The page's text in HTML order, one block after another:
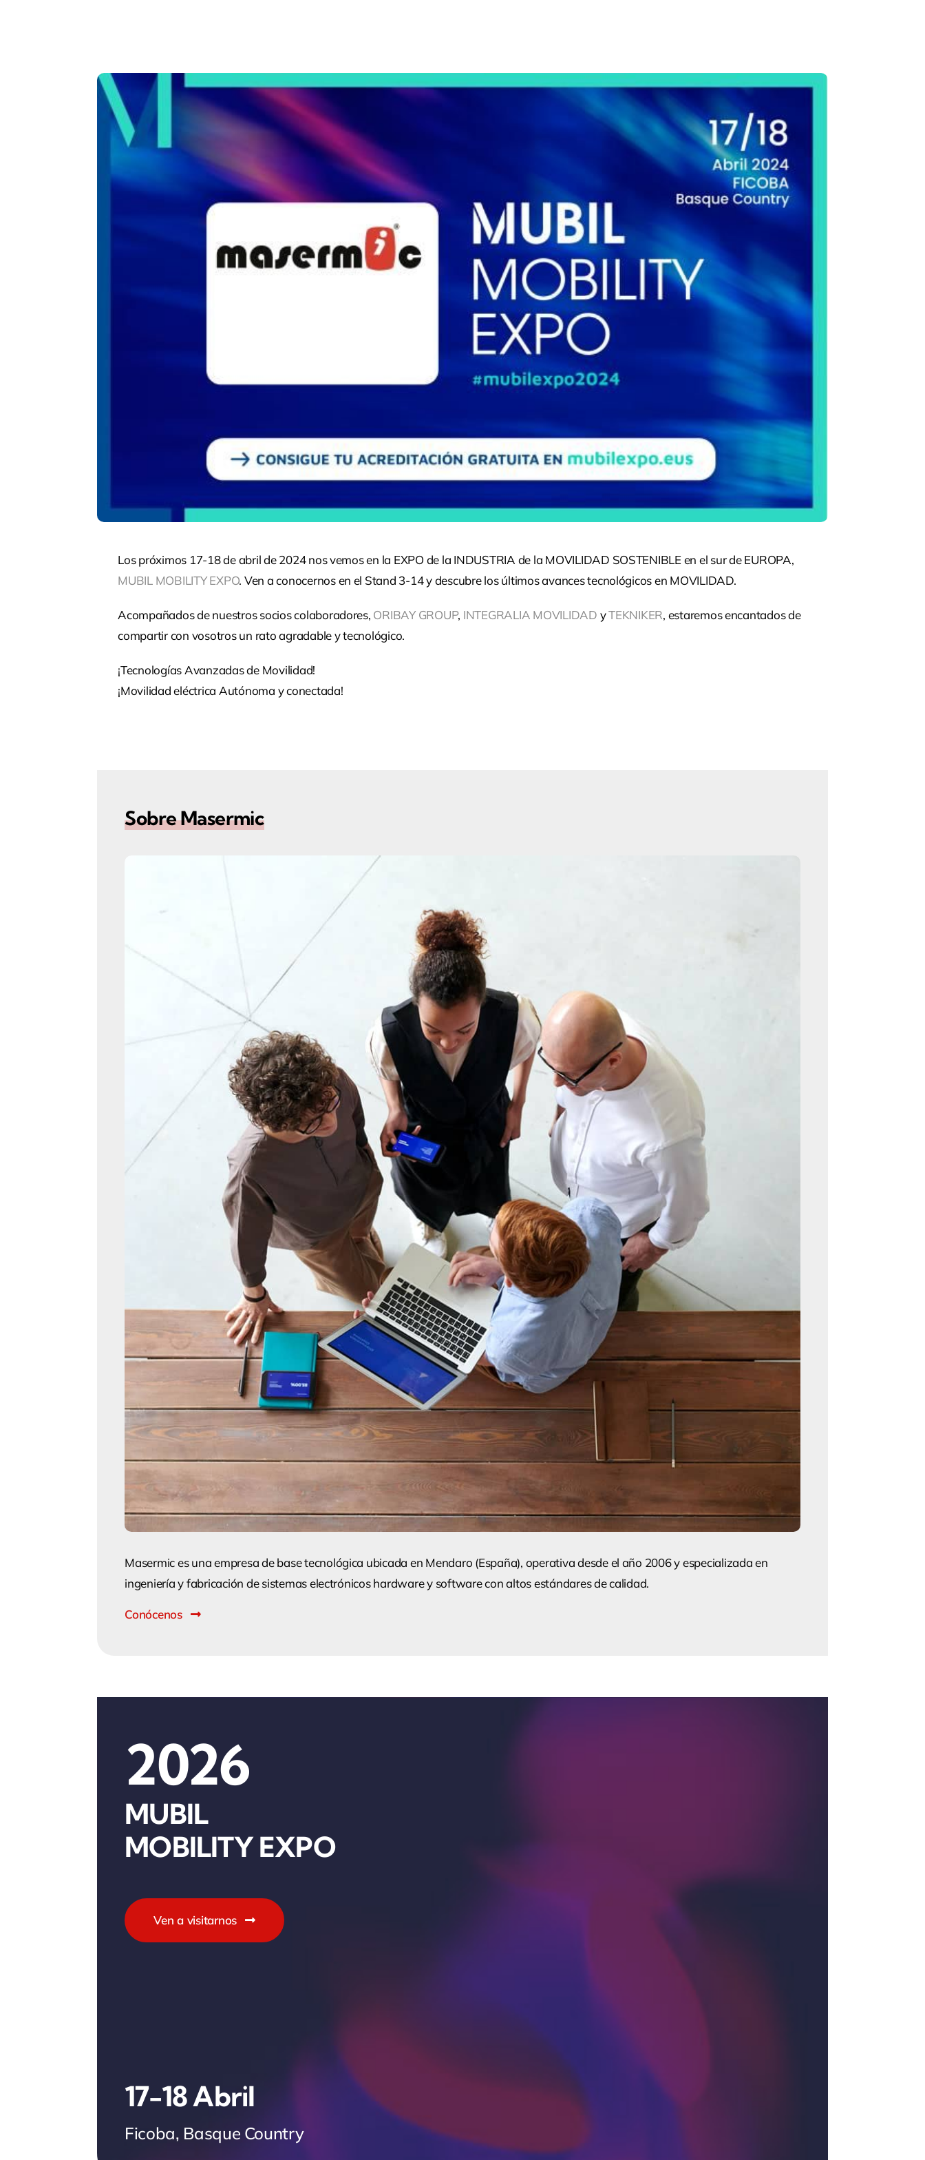
Los próximos 17-18 de abril de 2024 nos vemos en la EXPO de la INDUSTRIA de la MOVILIDAD SOSTENIBLE en el sur de EUROPA,
MUBIL MOBILITY EXPO. Ven a conocernos en el Stand 3-14 y descubre los últimos avances tecnológicos en MOVILIDAD.
Acompañados de nuestros socios colaboradores, ORIBAY GROUP, INTEGRALIA MOVILIDAD yTEKNIKER, estaremos encantados de
compartir con vosotros un rato agradable y tecnológico.
¡Tecnologías Avanzadas de Movilidad!
¡Movilidad eléctrica Autónoma y conectada!
Sobre Masermic
Masermic es una empresa de base tecnológica ubicada en Mendaro (España), operativa desde el año 2006 y especializada en
ingeniería y fabricación de sistemas electrónicos hardware y software con altos estándares de calidad.
Conócenos
2026
MUBIL
MOBILITY EXPO
Ven a visitarnos
17-18 Abril
Ficoba, Basque Country